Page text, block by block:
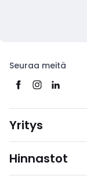
Seuraa meitä
Yritys
Hinnastot